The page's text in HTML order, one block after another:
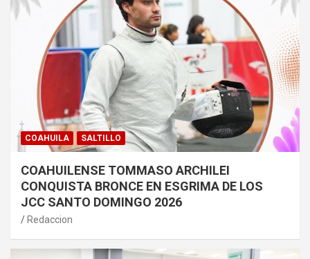
COAHUILA SALTILLO
COAHUILENSE TOMMASO ARCHILEI
CONQUISTA BRONCE EN ESGRIMA DE LOS
JCC SANTO DOMINGO 2026
Redaccion